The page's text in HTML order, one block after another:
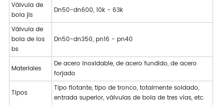
Válvula de
bola jis
Dn50-dn600, 10k - 63k
Válvula de
bola de los
bs
Dn50-dn350, pn16 - pn40
Materiales
De acero inoxidable, de acero fundido, de acero
forjado
Tipos
Tipo flotante, tipo de tronco, totalmente soldado,
entrada superior, válvulas de bola de tres vías, etc.